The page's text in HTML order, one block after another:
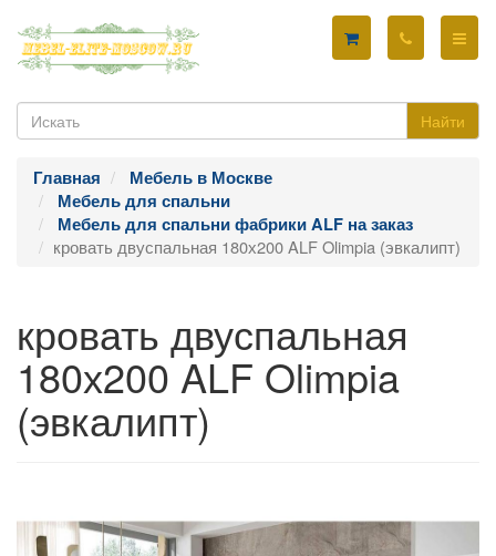
Найти
Главная
Мебель в Москве
Мебель для спальни
Мебель для спальни фабрики ALF на заказ
кровать двуспальная 180х200 ALF Olimpia (эвкалипт)
кровать двуспальная
180х200 ALF Olimpia
(эвкалипт)